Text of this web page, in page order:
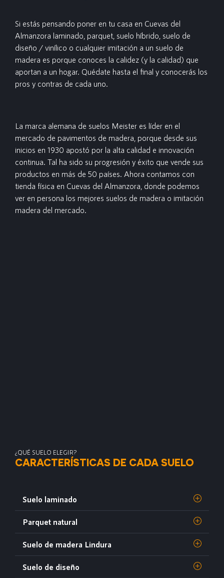
Si estás pensando poner en tu casa en Cuevas del
Almanzora laminado, parquet, suelo híbrido, suelo de
diseño / vinílico o cualquier imitación a un suelo de
madera es porque conoces la calidez (y la calidad) que
aportan a un hogar. Quédate hasta el final y conocerás los
pros y contras de cada uno.
La marca alemana de suelos Meister es líder en el
mercado de pavimentos de madera, porque desde sus
inicios en 1930 apostó por la alta calidad e innovación
continua. Tal ha sido su progresión y éxito que vende sus
productos en más de 50 países. Ahora contamos con
tienda física en Cuevas del Almanzora, donde podemos
ver en persona los mejores suelos de madera o imitación
madera del mercado.
¿QUÉ SUELO ELEGIR?
CARACTERÍSTICAS DE CADA SUELO
Suelo laminado
Parquet natural
Suelo de madera Lindura
Suelo de diseño